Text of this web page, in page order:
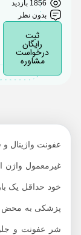
1856 بازدید
بدون نظر
رایگان
درخواست
مشاوره
عفونت واژینال و
خود حداقل یک بار
پزشکی به محض
شر عفونت و